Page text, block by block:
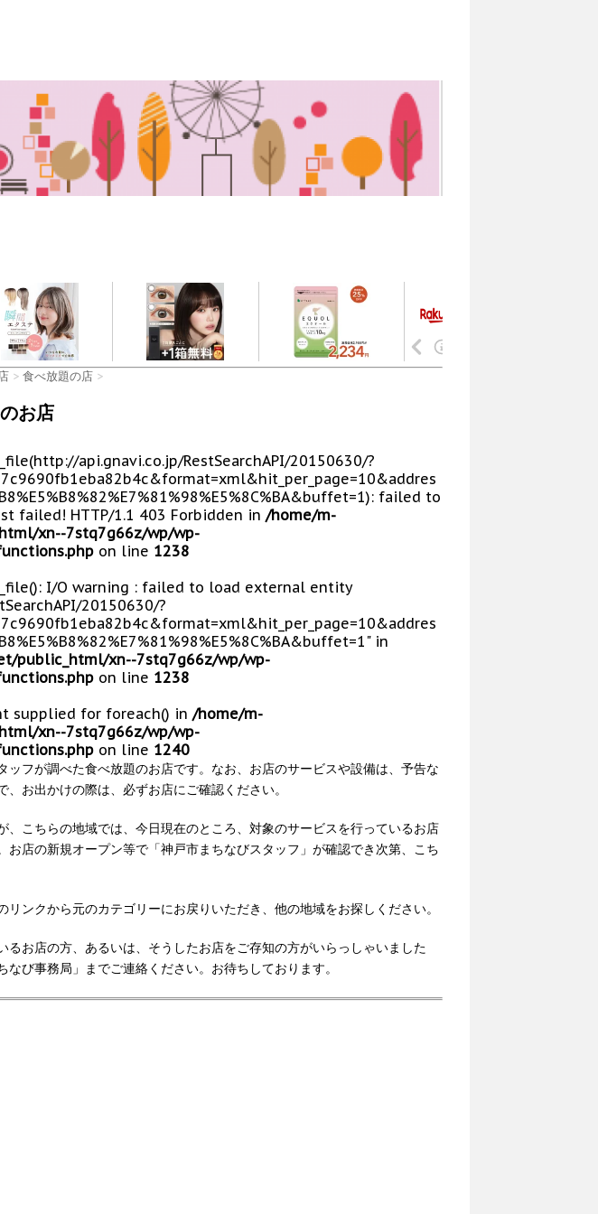
> 食べ放題の店 >
お店
api.gnavi.co.jp/RestSearchAPI/20150630/?
failed to
failed! HTTP/1.1 403 Forbidden in /home/m-
xn--7stq7g66z/wp/wp-
on line 1238
I/O warning : failed to load external entity
20150630/?
in
public_html/xn--7stq7g66z/wp/wp-
on line 1238
supplied for foreach() in /home/m-
xn--7stq7g66z/wp/wp-
on line 1240
ッフが調べた食べ放題のお店です。なお、お店のサービスや設備は、予告な
、お出かけの際は、必ずお店にご確認ください。
こちらの地域では、今日現在のところ、対象のサービスを行っているお店
お店の新規オープン等で「神戸市まちなびスタッフ」が確認でき次第、こち
ンクから元のカテゴリーにお戻りいただき、他の地域をお探しください。
お店の方、あるいは、そうしたお店をご存知の方がいらっしゃいました
なび事務局」までご連絡ください。お待ちしております。